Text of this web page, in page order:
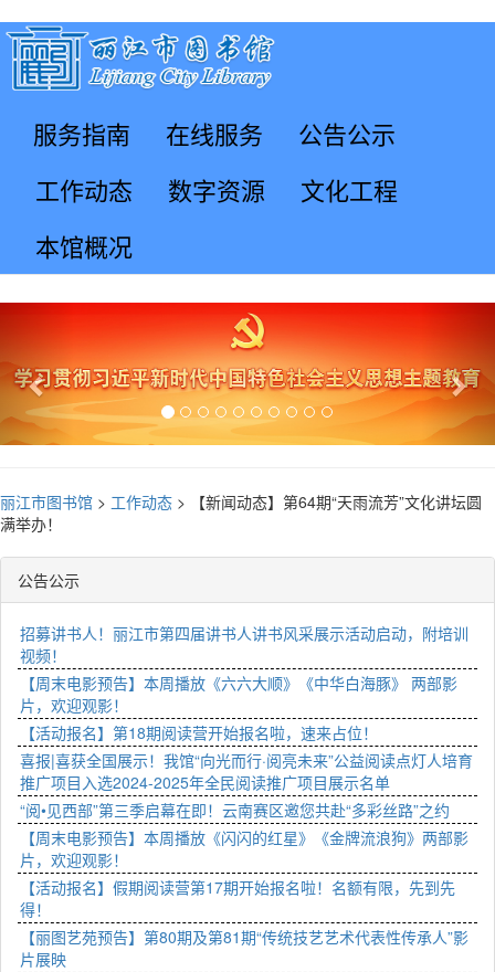
服务指南 在线服务
公告公示
工作动态
数字资源
文化工程
本馆概况
Previous
丽江市图书馆 > 工作动态 >
【新闻动态】第64期“天雨流芳”文化讲坛圆
满举办！
公告公示
招募讲书人！丽江市第四届讲书人讲书风采展示活动启动，附培训
视频！
【周末电影预告】本周播放《六六大顺》《中华白海豚》 两部影
片，欢迎观影！
【活动报名】第18期阅读营开始报名啦，速来占位！
喜报|喜获全国展示！我馆“向光而行·阅亮未来”公益阅读点灯人培育
推广项目入选2024-2025年全民阅读推广项目展示名单
“阅•见西部”第三季启幕在即！云南赛区邀您共赴“多彩丝路”之约
【周末电影预告】本周播放《闪闪的红星》《金牌流浪狗》两部影
片，欢迎观影！
【活动报名】假期阅读营第17期开始报名啦！名额有限，先到先
得！
【丽图艺苑预告】第80期及第81期“传统技艺艺术代表性传承人”影
片展映